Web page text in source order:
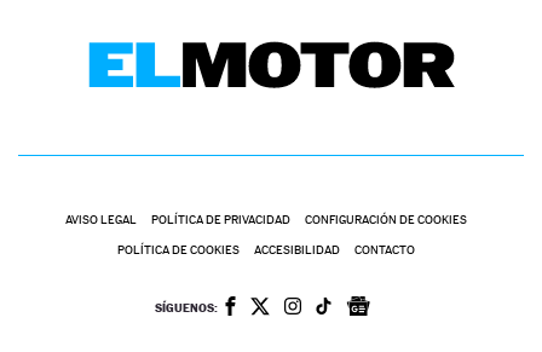
AVISO LEGAL POLÍTICA DE PRIVACIDAD CONFIGURACIÓN DE COOKIES
POLÍTICA DE COOKIES ACCESIBILIDAD CONTACTO
SÍGUENOS: